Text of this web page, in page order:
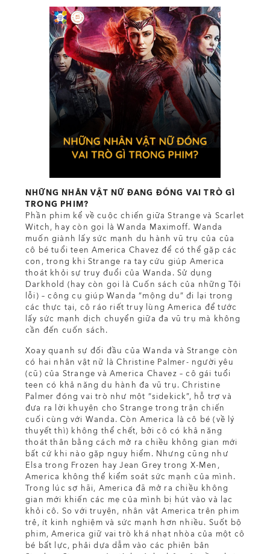
NHỮNG NHÂN VẬT NỮ ĐANG ĐÓNG VAI TRÒ GÌ
TRONG PHIM?
Phần phim kể về cuộc chiến giữa Strange và Scarlet
Witch, hay còn gọi là Wanda Maximoff. Wanda
muốn giành lấy sức mạnh du hành vũ trụ của của
cô bé tuổi teen America Chavez để có thể gặp các
con, trong khi Strange ra tay cứu giúp America
thoát khỏi sự truy đuổi của Wanda. Sử dụng
Darkhold (hay còn gọi là Cuốn sách của những Tội
lỗi) – công cụ giúp Wanda “mộng du” đi lại trong
các thực tại, cô ráo riết truy lùng America để tước
lấy sức mạnh dịch chuyển giữa đa vũ trụ mà không
cần đến cuốn sách.
Xoay quanh sự đối đầu của Wanda và Strange còn
có hai nhân vật nữ là Christine Palmer- người yêu
(cũ) của Strange và America Chavez – cô gái tuổi
teen có khả năng du hành đa vũ trụ. Christine
Palmer đóng vai trò như một “sidekick”, hỗ trợ và
đưa ra lời khuyên cho Strange trong trận chiến
cuối cùng với Wanda. Còn America là cô bé (về lý
thuyết thì) không thể chết, bởi cô có khả năng
thoát thân bằng cách mở ra chiều không gian mới
bất cứ khi nào gặp nguy hiểm. Nhưng cũng như
Elsa trong Frozen hay Jean Grey trong X-Men,
America không thể kiểm soát sức mạnh của mình.
Trong lúc sợ hãi, America đã mở ra chiều không
gian mới khiến các mẹ của mình bị hút vào và lạc
khỏi cô. So với truyện, nhân vật America trên phim
trẻ, ít kinh nghiệm và sức mạnh hơn nhiều. Suốt bộ
phim, America giữ vai trò khá nhạt nhòa của một cô
bé bất lực, phải dựa dẫm vào các phiên bản